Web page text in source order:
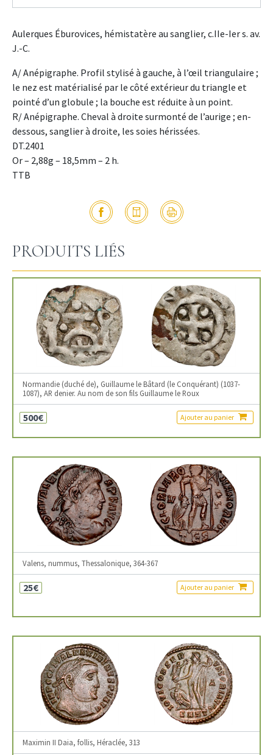
Aulerques Éburovices, hémistatère au sanglier, c.IIe-Ier s. av.
J.-C.
A/ Anépigraphe. Profil stylisé à gauche, à l’œil triangulaire ;
le nez est matérialisé par le côté extérieur du triangle et
pointé d’un globule ; la bouche est réduite à un point.
R/ Anépigraphe. Cheval à droite surmonté de l’aurige ; en-
dessous, sanglier à droite, les soies hérissées.
DT.2401
Or – 2,88g – 18,5mm – 2 h.
TTB
PRODUITS LIÉS
Normandie (duché de), Guillaume le Bâtard (le Conquérant) (1037-
1087), AR denier. Au nom de son fils Guillaume le Roux
500€ Ajouter au panier
Valens, nummus, Thessalonique, 364-367
25€ Ajouter au panier
Maximin II Daia, follis, Héraclée, 313